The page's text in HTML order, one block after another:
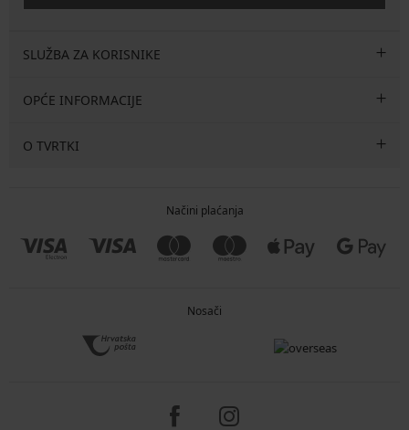
SLUŽBA ZA KORISNIKE
OPĆE INFORMACIJE
O TVRTKI
Načini plaćanja
Nosači